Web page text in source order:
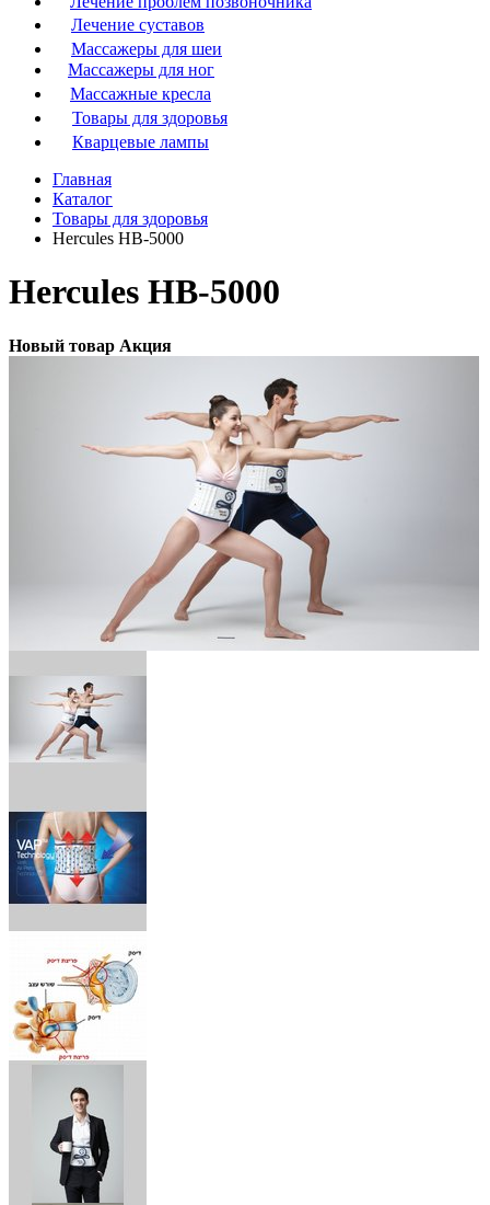
Лечение суставов
Массажеры для шеи
Массажеры для ног
Массажные кресла
Товары для здоровья
Кварцевые лампы
Главная
Каталог
Товары для здоровья
Hercules HB-5000
Hercules HB-5000
Новый товар Акция